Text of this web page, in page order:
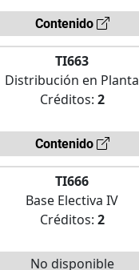
Contenido
TI663
Distribución en Planta
Créditos: 2
Contenido
TI666
Base Electiva IV
Créditos: 2
No disponible